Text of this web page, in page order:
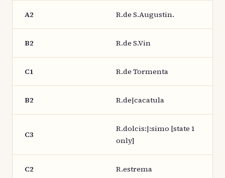
A2 R.de S.Augustin.
B2 R.de S.Vin
C1 R.de Tormenta
B2 R.de|cacatula
C3
R.dolcis:|:simo [state 1
only]
C2 R.estrema